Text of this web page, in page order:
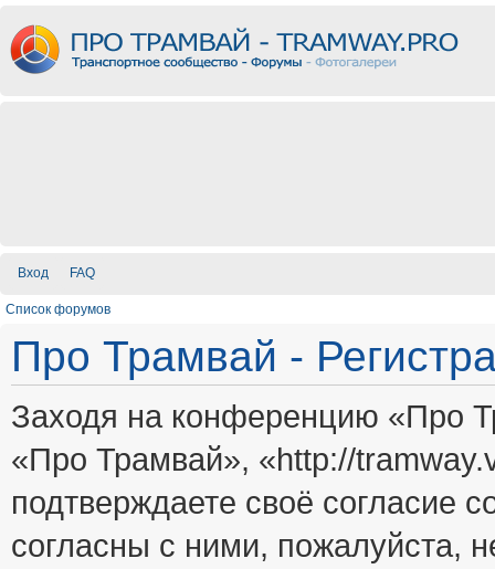
Вход FAQ
Список форумов
Про Трамвай -
Заходя на конференцию «Про
«Про Трамвай», «http://
подтверждаете своё
согласны с ними, пожалуйста,